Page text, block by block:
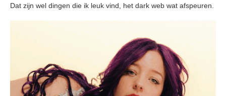
Dat zijn wel dingen die ik leuk vind, het dark web wat afspeuren.